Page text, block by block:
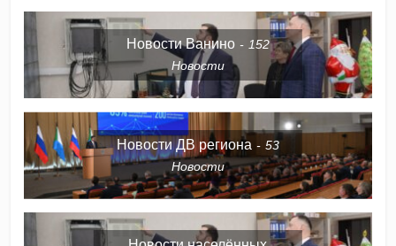
Новости Ванино
152
Новости
Новости ДВ региона
53
Новости